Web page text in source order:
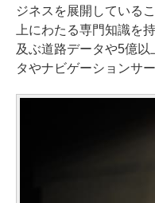
ジネスを展開している
上にわたる専門知識を
及ぶ道路データや5億
タやナビゲーションサ